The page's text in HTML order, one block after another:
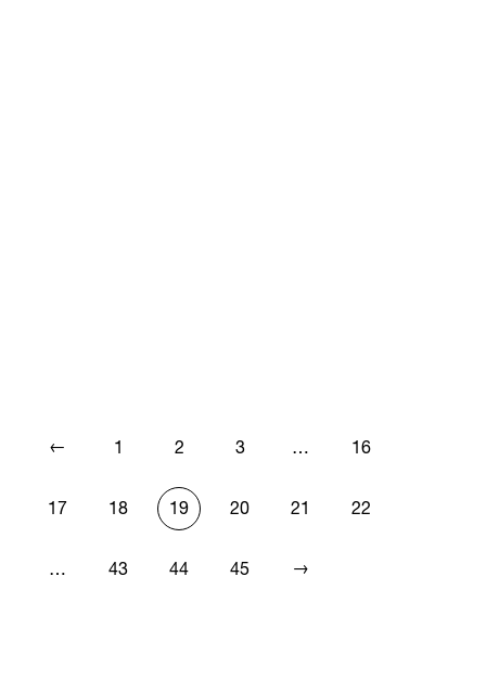
← 1 2 3 … 16
17 18 19 20 21 22
… 43 44 45 →